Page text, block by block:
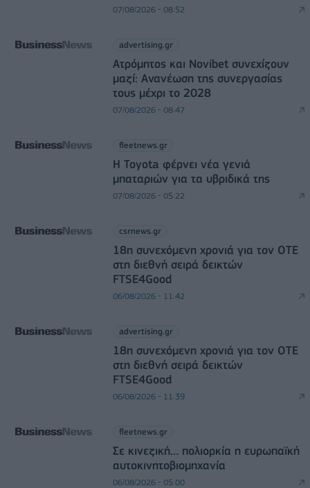
07/08/2026 - 08:52
advertising.gr
Ατρόμητος και Novibet συνεχίζουν
μαζί: Ανανέωση της συνεργασίας
τους μέχρι το 2028
07/08/2026 - 08:47
fleetnews.gr
Η Toyota φέρνει νέα γενιά
μπαταριών για τα υβριδικά της
07/08/2026 - 05:22
csrnews.gr
18η συνεχόμενη χρονιά για τον ΟΤΕ
στη διεθνή σειρά δεικτών
FTSE4Good
06/08/2026 - 11:42
advertising.gr
18η συνεχόμενη χρονιά για τον ΟΤΕ
στη διεθνή σειρά δεικτών
FTSE4Good
06/08/2026 - 11:39
fleetnews.gr
Σε κινεζική… πολιορκία η ευρωπαϊκή
αυτοκινητοβιομηχανία
06/08/2026 - 05:00